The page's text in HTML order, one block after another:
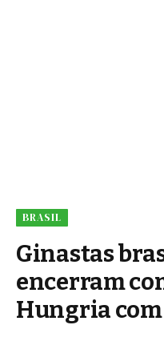
BRASIL
Ginastas
encerram
Hungria